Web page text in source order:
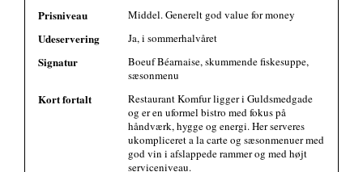
Prisniveau Middel. Generelt god value for money
Udeservering Ja, i sommerhalvåret
Signatur
Boeuf Béarnaise, skummende fiskesuppe,
sæsonmenu
Kort fortalt
Restaurant Komfur ligger i Guldsmedgade
og er en uformel bistro med fokus på
håndværk, hygge og energi. Her serveres
ukompliceret a la carte og sæsonmenuer med
god vin i afslappede rammer og med højt
serviceniveau.